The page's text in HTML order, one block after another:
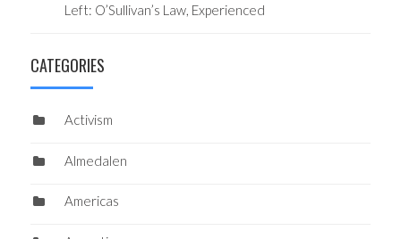
Left: O’Sullivan’s Law, Experienced
CATEGORIES
Activism
Almedalen
Americas